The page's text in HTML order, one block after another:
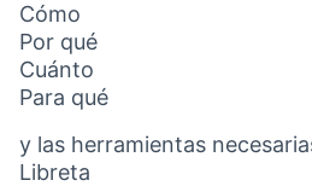
Cómo
Por qué
Cuánto
Para qué
y las herramientas
Libreta